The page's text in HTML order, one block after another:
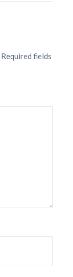
Required fields